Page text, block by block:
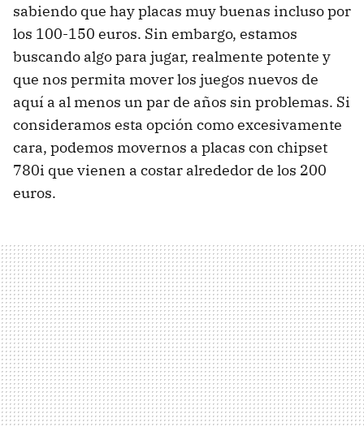
sabiendo que hay placas muy buenas incluso por
los 100-150 euros. Sin embargo, estamos
buscando algo para jugar, realmente potente y
que nos permita mover los juegos nuevos de
aquí a al menos un par de años sin problemas. Si
consideramos esta opción como excesivamente
cara, podemos movernos a placas con chipset
780i que vienen a costar alrededor de los 200
euros.